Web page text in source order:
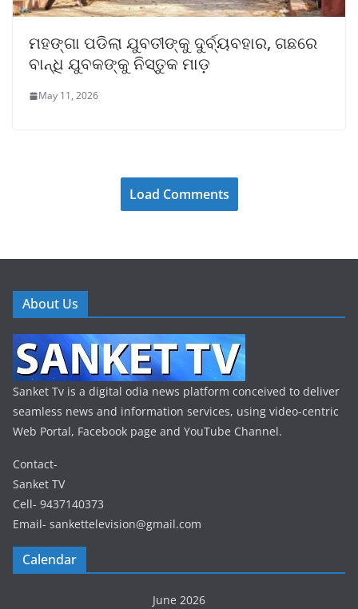
ମହଙ୍ଗା ପଡିଲା ଯୁବତୀଙ୍କୁ ଦୁର୍ବ୍ୟବହାର, ଗଛରେ
ବାନ୍ଧି ଯୁବକଙ୍କୁ ନିସ୍ତୁକ ମାଡ଼
May 11, 2026
Load Comments
About Us
Sanket Tv is a digital odia news platform conceived to deliver
seamless news and information services, using video-centric
Web Portal, Facebook page and YouTube Channel.
Contact-
Sanket TV
Cell- 9437140373
Email- sankettelevision@gmail.com
Calendar
June 2026